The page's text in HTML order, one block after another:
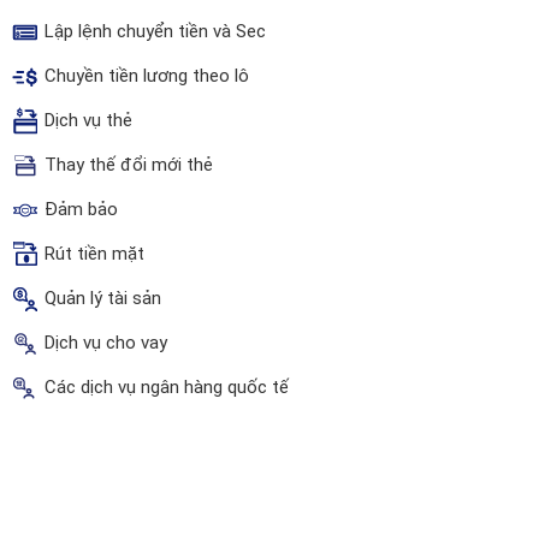
Lập lệnh chuyển tiền và Sec
Chuyền tiền lương theo lô
Dịch vụ thẻ
Thay thế đổi mới thẻ
Đảm bảo
Rút tiền mặt
Quản lý tài sản
Dịch vụ cho vay
Các dịch vụ ngân hàng quốc tế